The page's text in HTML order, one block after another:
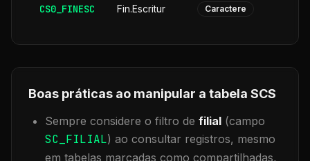
CS0_FINESC Fin.Escritur Caractere
Boas práticas ao manipular a tabela SCS
Sempre considere o filtro de filial (campo
SC_FILIAL) ao consultar registros, mesmo
em tabelas marcadas como compartilhadas,